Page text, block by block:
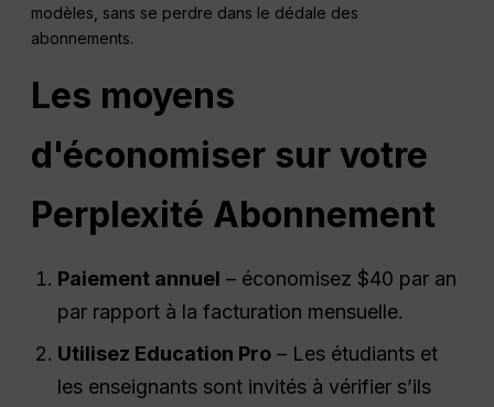
modèles, sans se perdre dans le dédale des
abonnements.
Les moyens
d'économiser sur votre
Perplexité Abonnement
Paiement annuel – économisez $40 par an
par rapport à la facturation mensuelle.
Utilisez Education Pro – Les étudiants et
les enseignants sont invités à vérifier s’ils